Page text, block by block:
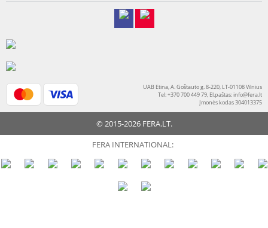
UAB Etina, A. Goštauto g. 8-220, LT-01108 Vilnius
Tel: +370 700 449 79, El.paštas:info@fera.lt
Įmonės kodas 304013375
© 2015-2026 FERA.LT.
FERA INTERNATIONAL: